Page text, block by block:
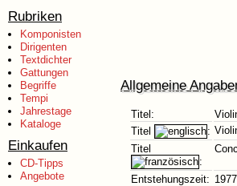
Rubriken
Komponisten
Dirigenten
Textdichter
Gattungen
Begriffe
Tempi
Jahrestage
Kataloge
Einkaufen
CD-Tipps
Angebote
Allgemeine
Titel:
Titel
:
Titel
:
Entstehungszeit: 1977